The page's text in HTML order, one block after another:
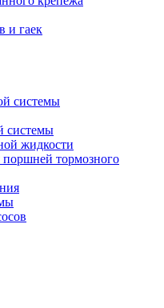
и гаек
системы
системы
жидкости
поршней тормозного